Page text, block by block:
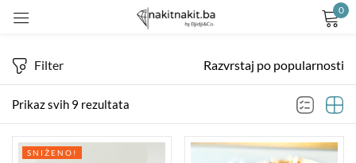
0
Prikaz svih 9 rezultata
Filter Razvrstaj po popularnosti
SNIŽENO!